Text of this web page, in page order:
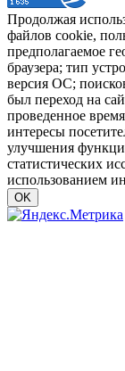
Продолжая
файлов cookie,
предполагаемое
браузера; тип
версия ОС;
был переход на
проведенное
интересы
улучшения
статистических
использованием
OK